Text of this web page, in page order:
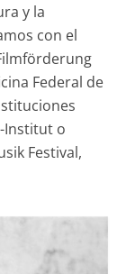
y la
con el
Federal de
Institut o
Festival,